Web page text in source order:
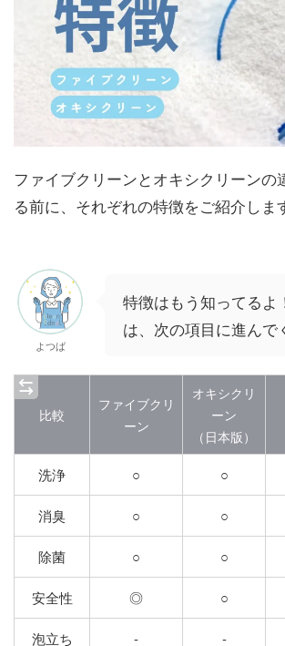
ファイブクリーンとオキシクリーンの
る前に、それぞれの特徴をご紹介しま
よつば
特徴はもう知ってるよ
は、次の項目に進んで
比較
ファイブクリ
ーン
オキシクリ
ーン
（日本版）
洗浄
○ ○
消臭 ○ ○
除菌 ○ ○
安全性 ◎ ○
泡立ち - -